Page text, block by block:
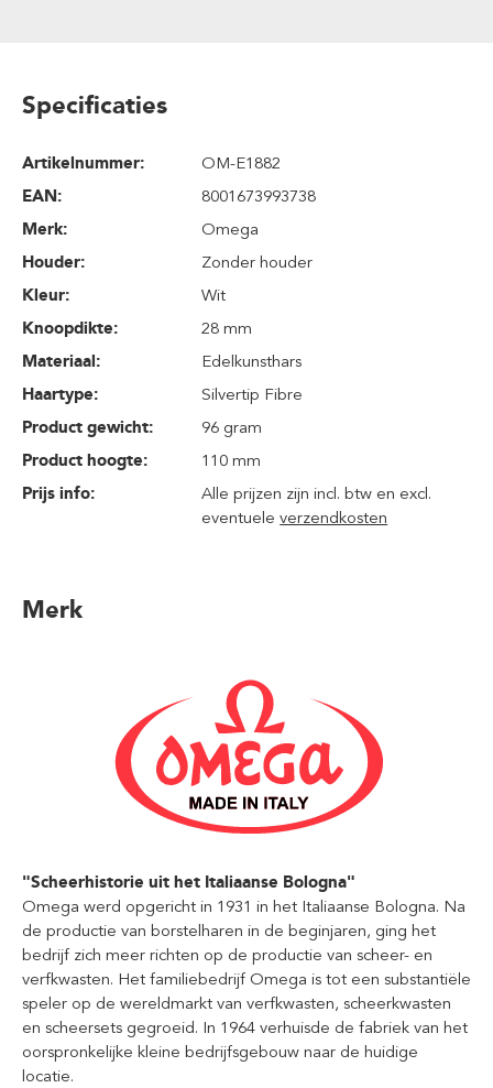
Specificaties
Artikelnummer:
OM-E1882
EAN:
8001673993738
Merk:
Omega
Houder:
Zonder houder
Kleur:
Wit
Knoopdikte:
28 mm
Materiaal:
Edelkunsthars
Haartype:
Silvertip Fibre
Product gewicht:
96 gram
Product hoogte:
110 mm
Prijs info:
Alle prijzen zijn incl. btw en excl.
eventueleverzendkosten
Merk
"Scheerhistorie uit het Italiaanse Bologna"
Omega werd opgericht in 1931 in het Italiaanse Bologna. Na
de productie van borstelharen in de beginjaren, ging het
bedrijf zich meer richten op de productie van scheer- en
verfkwasten. Het familiebedrijf Omega is tot een substantiële
speler op de wereldmarkt van verfkwasten, scheerkwasten
en scheersets gegroeid. In 1964 verhuisde de fabriek van het
oorspronkelijke kleine bedrijfsgebouw naar de huidige
locatie.